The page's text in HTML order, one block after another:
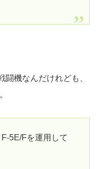
機なんだけれども、
5E/Fを運用して